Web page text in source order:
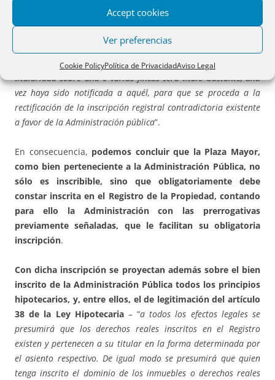
Accept cookies
Ver preferencias
Cookie PolicyPolítica de PrivacidadAviso Legal
previo informe de la Abogacía del Estado o del órgano asesor
correspondiente de la Administración actuante. 5. La orden
estimatoria de una reclamación previa a la vía judicial civil
interpuesta por el interesado para que se reconozca su
titularidad sobre una o varias fincas será título bastante, una
vez haya sido notificada a aquél, para que se proceda a la
rectificación de la inscripción registral contradictoria existente
a favor de la Administración pública”.
En consecuencia, podemos concluir que la Plaza Mayor,
como bien perteneciente a la Administración Pública, no
sólo es inscribible, sino que obligatoriamente debe
constar inscrita en el Registro de la Propiedad, contando
para ello la Administración con las prerrogativas
previamente señaladas, que le facilitan su obligatoria
inscripción.
Con dicha inscripción se proyectan además sobre el bien
inscrito de la Administración Pública todos los principios
hipotecarios, y, entre ellos, el de legitimación del artículo
38 de la Ley Hipotecaria – “a todos los efectos legales se
presumirá que los derechos reales inscritos en el Registro
existen y pertenecen a su titular en la forma determinada por
el asiento respectivo. De igual modo se presumirá que quien
tenga inscrito el dominio de los inmuebles o derechos reales